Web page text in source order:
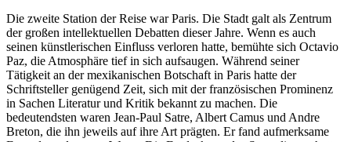
Die zweite Station der Reise war Paris. Die Stadt galt als Zentrum
der großen intellektuellen Debatten dieser Jahre. Wenn es auch
seinen künstlerischen Einfluss verloren hatte, bemühte sich Octavio
Paz, die Atmosphäre tief in sich aufsaugen. Während seiner
Tätigkeit an der mexikanischen Botschaft in Paris hatte der
Schriftsteller genügend Zeit, sich mit der französischen Prominenz
in Sachen Literatur und Kritik bekannt zu machen. Die
bedeutendsten waren Jean-Paul Satre, Albert Camus und Andre
Breton, die ihn jeweils auf ihre Art prägten. Er fand aufmerksame